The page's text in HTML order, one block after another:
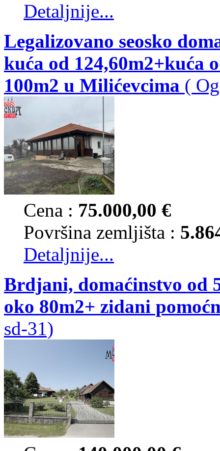
Detaljnije...
Legalizovano seosko
kuća od 124,60m2+kuća
100m2 u Milićevcima (
Cena : 75.000,00 €
Površina zemljišta :
Detaljnije...
Brdjani, domaćinstvo od
oko 80m2+ zidani
sd-31)